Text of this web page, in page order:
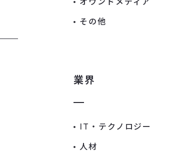
その他
業界
IT・テクノロジー
人材